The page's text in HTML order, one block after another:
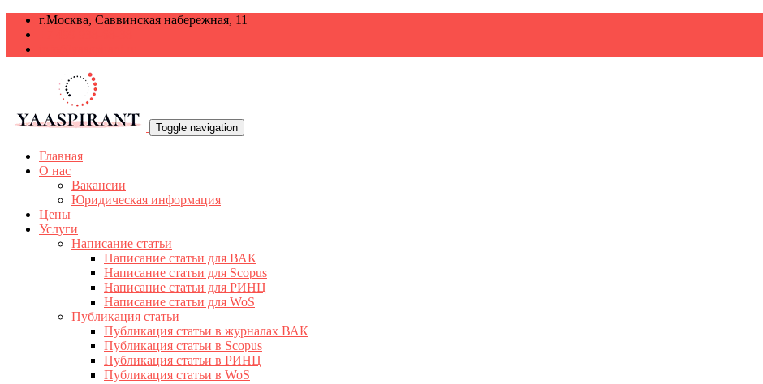
г.Москва, Саввинская набережная, 11
Toggle navigation
Главная
О нас
Вакансии
Юридическая информация
Цены
Услуги
Написание статьи
Написание статьи для ВАК
Написание статьи для Scopus
Написание статьи для РИНЦ
Написание статьи для WoS
Публикация статьи
Публикация статьи в журналах ВАК
Публикация статьи в Scopus
Публикация статьи в РИНЦ
Публикация статьи в WoS